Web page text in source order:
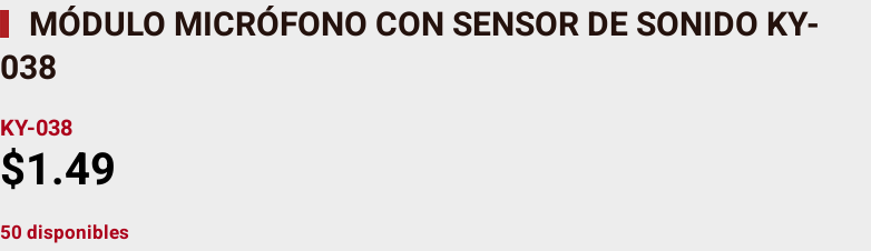
MÓDULO MICRÓFONO CON SENSOR DE SONIDO KY-
038
KY-038
$1.49
50 disponibles